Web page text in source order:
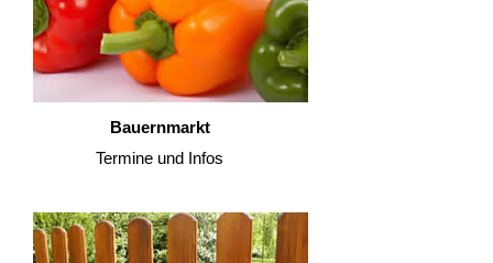
Bauernmarkt
Termine und Infos